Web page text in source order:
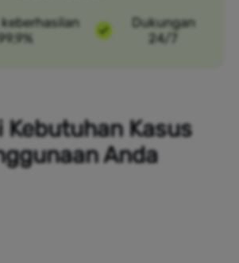
Dukungan
24/7
Kebutuhan Kasus
Anda